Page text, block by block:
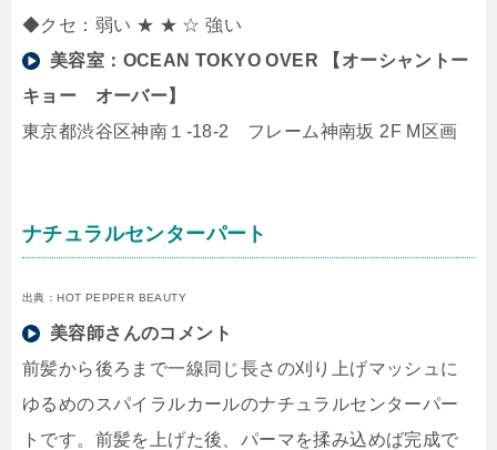
◆クセ：弱い ★ ★ ☆ 強い
美容室： OCEAN TOKYO OVER 【オーシャントー
キョー オーバー】
東京都渋谷区神南１-18-2 フレーム神南坂 2F M区画
ナチュラルセンターパート
出典：HOT PEPPER BEAUTY
美容師さんのコメント
前髪から後ろまで一線同じ長さの刈り上げマッシュに
ゆるめのスパイラルカールのナチュラルセンターパー
トです。前髪を上げた後、パーマを揉み込めば完成で